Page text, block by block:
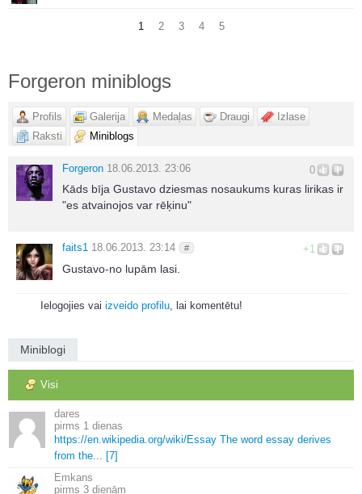
1 2 3 4 5
Forgeron miniblogs
Profils Galerija Medaļas Draugi
Izlase
Raksti
Miniblogs
0
Forgeron 18.06.2013. 23:06
Kāds bīja Gustavo dziesmas nosaukums kuras lirikas ir
"es atvainojos var rēķinu"
+1
faits1 18.06.2013. 23:14 #
Gustavo-no lupām lasi.
Ielogojies vai izveido profilu, lai komentētu!
Miniblogi
Visi
dares
1 dienas
https://en.wikipedia.org/wiki/Essay The word essay derives
from the... [7]
Emkans
3 dienām